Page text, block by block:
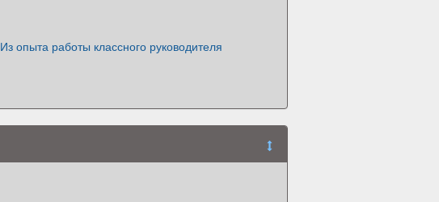
Из опыта работы классного руководителя